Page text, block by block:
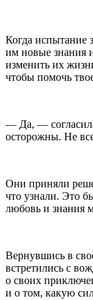
Когда испытание
им новые знания
изменить их
чтобы помочь
— Да, —
осторожны. Не
Они приняли
что узнали. Это
любовь и знания
Вернувшись в
встретились с
о своих
и о том, какую